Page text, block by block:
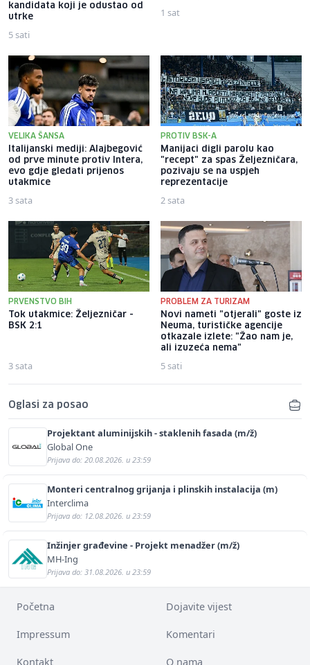
kandidata koji je odustao od
utrke
5 sati
1 sat
VELIKA ŠANSA
Italijanski mediji: Alajbegović
od prve minute protiv Intera,
evo gdje gledati prijenos
utakmice
3 sata
PROTIV BSK-A
Manijaci digli parolu kao
"recept" za spas Željezničara,
pozivaju se na uspjeh
reprezentacije
2 sata
PRVENSTVO BIH
Tok utakmice: Željezničar -
BSK 2:1
3 sata
PROBLEM ZA TURIZAM
Novi nameti "otjerali" goste iz
Neuma, turističke agencije
otkazale izlete: "Žao nam je,
ali izuzeća nema"
5 sati
Oglasi za posao
Projektant aluminijskih - staklenih fasada (m/ž)
Global One
Prijava do: 20.08.2026. u 23:59
Monteri centralnog grijanja i plinskih instalacija (m)
Interclima
Prijava do: 12.08.2026. u 23:59
Inžinjer građevine - Projekt menadžer (m/ž)
MH-Ing
Prijava do: 31.08.2026. u 23:59
Početna Dojavite vijest
Impressum Komentari
Kontakt O nama